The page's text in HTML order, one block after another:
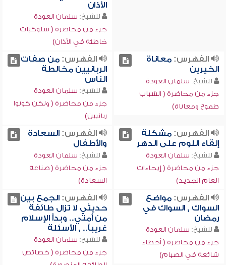
الأذان
للشيخ: سلمان العودة
جزء من محاضرة ( سلوكيات
خاطئة في الأذان)
الفهرس:معاناة
الخيرين
للشيخ: سلمان العودة
جزء من محاضرة ( الشباب
طموح ومعاناة)
الفهرس:من صفات
الربانيين مخالطة
الناس
للشيخ: سلمان العودة
جزء من محاضرة ( ولكن كونوا
ربانيين)
الفهرس:مشكلة
إلقاء اللوم على الدهر
للشيخ: سلمان العودة
جزء من محاضرة ( إيحاءات
العام الجديد)
الفهرس:السعادة
والأطفال
للشيخ: سلمان العودة
جزء من محاضرة ( صناعة
السعادة)
الفهرس:مواضع
السواك , السواك في
رمضان
للشيخ: سلمان العودة
جزء من محاضرة ( أخطاء
شائعة في الصيام)
الفهرس:الجمع بين
حديثي لا تزال طائفة
من أمتي.. وبدأ الإسلام
غريباً.. , الأسئلة
للشيخ: سلمان العودة
جزء من محاضرة ( خصائص